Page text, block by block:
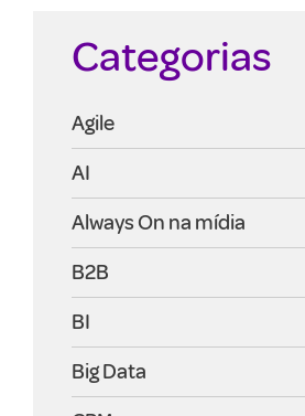
Categorias
Agile
AI
Always On na mídia
B2B
BI
Big Data